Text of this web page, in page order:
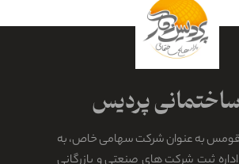
به عنوان شرکت سهامی خاص، به